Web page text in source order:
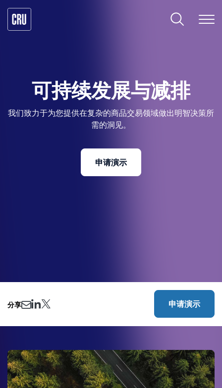
可持续发展与减排
我们致力于为您提供在复杂的商品交易领域做出明智决策所
需的洞见。
申请演示
分享 申请演示